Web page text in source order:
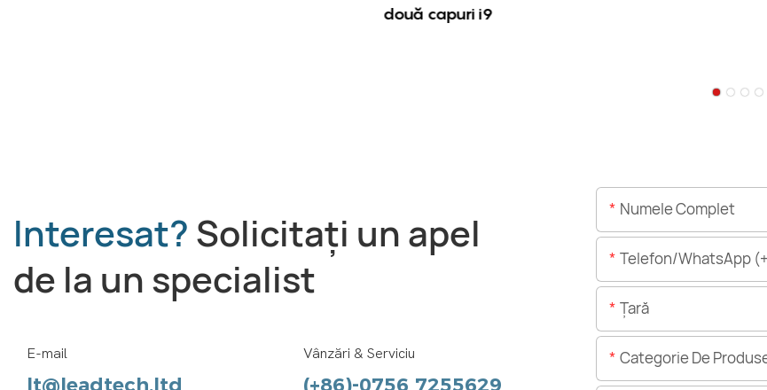
două capuri i9
Interesat? Solicitați un apel
de la un specialist
E-mail
lt@leadtech.ltd
Vânzări & Serviciu
(+86)-0756 7255629
Numele Complet
Telefon/WhatsApp
Ţară
Categorie De